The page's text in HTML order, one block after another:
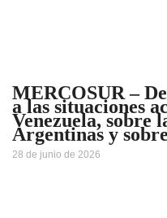
MERCOSUR –
a las situaciones
Venezuela, sobre
Argentinas y
28 de junio de 2026